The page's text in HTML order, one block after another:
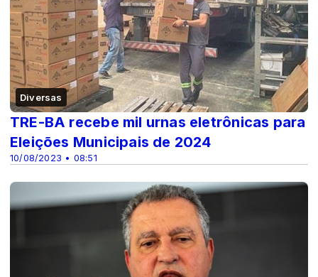
Diversas
10/08/2023 • 08:51
TRE-BA recebe mil urnas eletrônicas para
Eleições Municipais de 2024